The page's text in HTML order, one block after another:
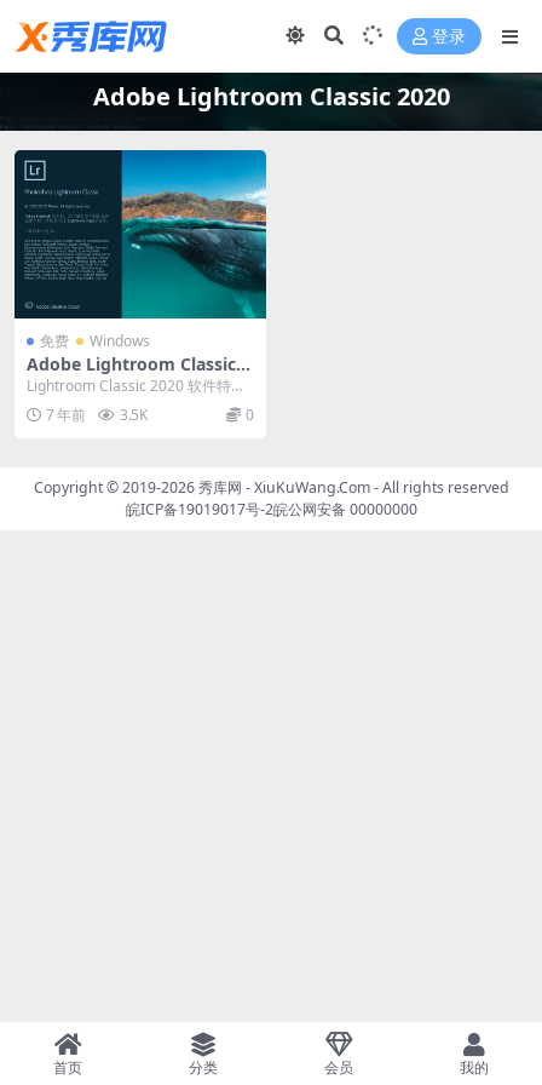
登录
Adobe Lightroom Classic 2020
免费 Windows
Adobe Lightroom Classic 2
020 v9.0.0 中文直装破解版
Lightroom Classic 2020 软件特色
软件分享链接里包含Win...
7 年前 3.5K 0
Copyright © 2019-2026秀库网 - XiuKuWang.Com- All rights reserved
皖ICP备19019017号-2皖公网安备 00000000
首页 分类 会员 我的